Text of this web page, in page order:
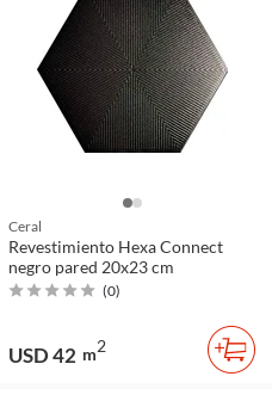
Ceral
Revestimiento Hexa Connect
negro pared 20x23 cm
(0)
USD 42 m2